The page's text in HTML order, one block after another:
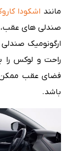
مانند اشکودا
ارگونومیک
راحت و لوکس را
فضای عقب ممکن
باشد.